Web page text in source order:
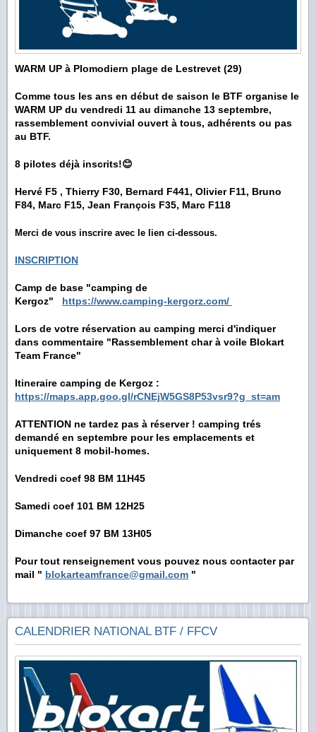
WARM UP à Plomodiern plage de Lestrevet (29)
Comme tous les ans en début de saison le BTF organise le
WARM UP du vendredi 11 au dimanche 13 septembre,
rassemblement convivial ouvert à tous, adhérents ou pas
au BTF.
8 pilotes déjà inscrits!😊
Hervé F5 , Thierry F30, Bernard F441, Olivier F11, Bruno
F84, Marc F15, Jean François F35, Marc F118
Merci de vous inscrire avec le lien ci-dessous.
INSCRIPTION
Camp de base "camping de
Kergoz" https://www.camping-kergorz.com/
Lors de votre réservation au camping merci d'indiquer
dans commentaire "Rassemblement char à voile Blokart
Team France"
Itineraire camping de Kergoz :
https://maps.app.goo.gl/rCNEjW5GS8P53vsr9?g_st=am
ATTENTION ne tardez pas à réserver ! camping trés
demandé en septembre pour les emplacements et
uniquement 8 mobil-homes.
Vendredi coef 98 BM 11H45
Samedi coef 101 BM 12H25
Dimanche coef 97 BM 13H05
Pour tout renseignement vous pouvez nous contacter par
mail " blokarteamfrance@gmail.com "
CALENDRIER NATIONAL BTF / FFCV